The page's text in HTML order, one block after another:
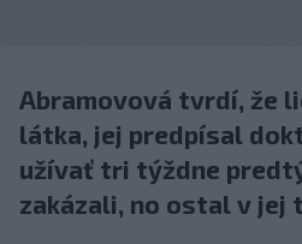
Abramovová tvrdí, že
látka, jej predpísal
užívať tri týždne
zakázali, no ostal v jej